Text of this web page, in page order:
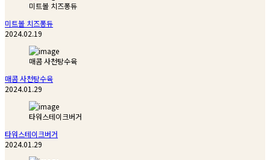
미트볼 치즈퐁듀
미트볼 치즈퐁듀
2024.02.19
매콤 사천탕수육
매콤 사천탕수육
2024.01.29
타워스테이크버거
타워스테이크버거
2024.01.29